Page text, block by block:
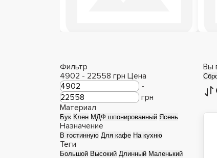
Фильтр
4902 - 22558 грн Цена
-
грн
Материал
Бук Клен МДФ шпонированный Ясень
Назначение
В гостинную Для кафе На кухню
Теги
Большой Высокий Длинный Маленький
Вы